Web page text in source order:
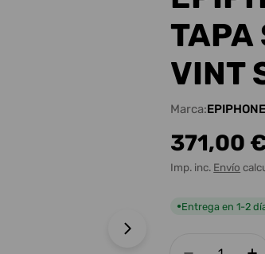
Abrir medios 1 en
TAPA
VINT
Marca:EPIPHONE
Precio
habitual
371,00
Imp. inc. Envío
●Entrega en 1-2